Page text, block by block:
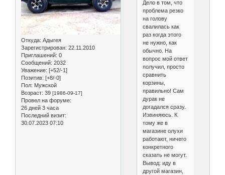
Откуда: Адыгея
Зарегистрирован: 22.11.2010
Приглашений: 0
Сообщений: 2032
Уважение: [+52/-1]
Позитив: [+8/-0]
Пол: Мужской
Возраст: 39 [1986-09-17]
Провел на форуме:
26 дней 3 часа
Последний визит:
30.07.2023 07:10
Дело в том, что
проблема резко
на голову
свалилась как
раз когда этого
не нужно, как
обычно. На
вопрос мой ответ
получил, просто
сравнить
корзины,
правильно! Сам
дурак не
догадался сразу.
Извиняюсь. К
тому же в
магазине олухи
работают, ничего
конкретного
сказать не могут.
Вывод: иду в
другой магазин,